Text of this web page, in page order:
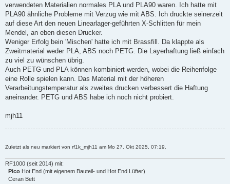
verwendeten Materialien normales PLA und PLA90 waren. Ich hatte mit
PLA90 ähnliche Probleme mit Verzug wie mit ABS. Ich druckte seinerzeit
auf diese Art den neuen Linearlager-geführten X-Schlitten für mein
Mendel, an eben diesen Drucker.
Weniger Erfolg bein 'Mischen' hatte ich mit Brassfill. Da klappte als
Zweitmaterial weder PLA, ABS noch PETG. Die Layerhaftung ließ einfach
zu viel zu wünschen übrig.
Auch PETG und PLA können kombiniert werden, wobei die Reihenfolge
eine Rolle spielen kann. Das Material mit der höheren
Verarbeitungstemperatur als zweites drucken verbessert die Haftung
aneinander. PETG und ABS habe ich noch nicht probiert.
mjh11
Zuletzt als neu markiert von rf1k_mjh11 am Mo 27. Okt 2025, 07:19.
RF1000 (seit 2014) mit:
Pico Hot End (mit eigenem Bauteil- und Hot End Lüfter)
Ceran Bett